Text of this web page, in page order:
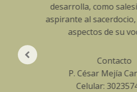
como salesiano laico o
al sacerdocio, los diversos
aspectos de su vocación.
P. César Mejía Candamil.
Celular: 3023574767